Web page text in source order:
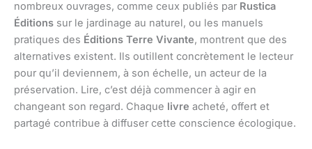
nombreux ouvrages, comme ceux publiés par Rustica
Éditions sur le jardinage au naturel, ou les manuels
pratiques des Éditions Terre Vivante, montrent que des
alternatives existent. Ils outillent concrètement le lecteur
pour qu’il deviennem, à son échelle, un acteur de la
préservation. Lire, c’est déjà commencer à agir en
changeant son regard. Chaque livre acheté, offert et
partagé contribue à diffuser cette conscience écologique.